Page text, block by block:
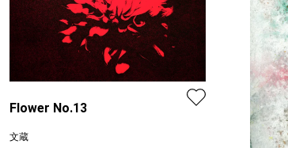
Flower No.13
文蔵